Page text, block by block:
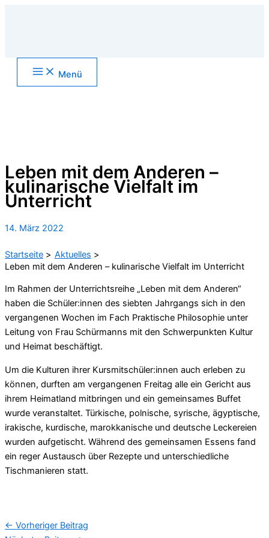
Main
Menu Menü
Leben mit dem Anderen –
kulinarische Vielfalt im
Unterricht
14. März 2022
Startseite
Aktuelles
Leben mit dem Anderen – kulinarische Vielfalt im Unterricht
Im Rahmen der Unterrichtsreihe „Leben mit dem Anderen“
haben die Schüler:innen des siebten Jahrgangs sich in den
vergangenen Wochen im Fach Praktische Philosophie unter
Leitung von Frau Schürmanns mit den Schwerpunkten Kultur
und Heimat beschäftigt.
Um die Kulturen ihrer Kursmitschüler:innen auch erleben zu
können, durften am vergangenen Freitag alle ein Gericht aus
ihrem Heimatland mitbringen und ein gemeinsames Buffet
wurde veranstaltet. Türkische, polnische, syrische, ägyptische,
irakische, kurdische, marokkanische und deutsche Leckereien
wurden aufgetischt. Während des gemeinsamen Essens fand
ein reger Austausch über Rezepte und unterschiedliche
Tischmanieren statt.
← Vorheriger Beitrag